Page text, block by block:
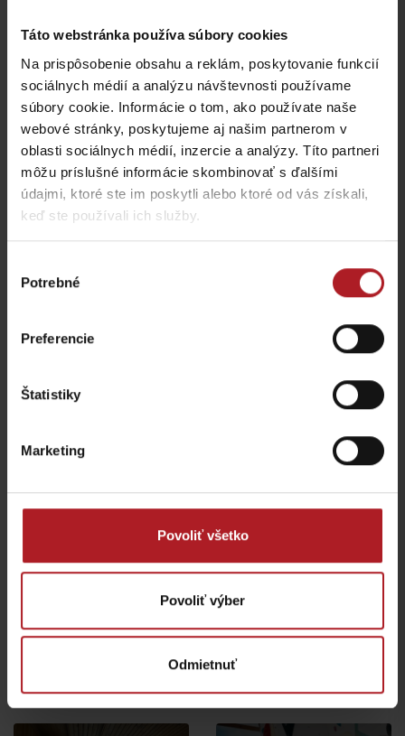
Táto webstránka používa súbory cookies
Na prispôsobenie obsahu a reklám, poskytovanie funkcií
sociálnych médií a analýzu návštevnosti používame
súbory cookie. Informácie o tom, ako používate naše
webové stránky, poskytujeme aj našim partnerom v
oblasti sociálnych médií, inzercie a analýzy. Títo partneri
môžu príslušné informácie skombinovať s ďalšími
údajmi, ktoré ste im poskytli alebo ktoré od vás získali,
keď ste používali ich služby.
súhlasu
Potrebné
Preferencie
Štatistiky
Marketing
Povoliť všetko
Povoliť výber
Odmietnuť
Kde jesť a piť v blízkosti:
Restaurant PINUS
Liptovský Mikuláš -
Demänová
Indická reštaurácia
SAFRAN
Liptovský Mikuláš -
Reštaurácia Penzion
Drak
Liptovský Mikuláš
Reštaurácia Hotel
Demänová
Spoj-Ka bistro
Liptovský Mikuláš
všetky miesta kde jesť a piť
Aktivity a relax v gh blízkosti: